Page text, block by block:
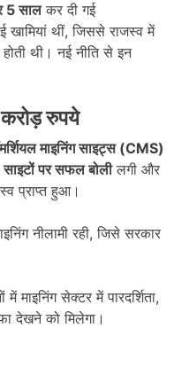
5 सालकर दी गई
खामियां थीं, जिससे राजस्व में
थी। नई नीति से इन
करोड़ रुपये
माइनिंग साइट्स (CMS)
पर सफल बोलीलगी और
प्राप्त हुआ।
नीलामी रही, जिसे सरकार
माइनिंग सेक्टर में पारदर्शिता,
देखने को मिलेगा।